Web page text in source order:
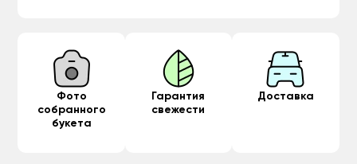
Фото
собранного
букета
Гарантия
свежести
Доставка